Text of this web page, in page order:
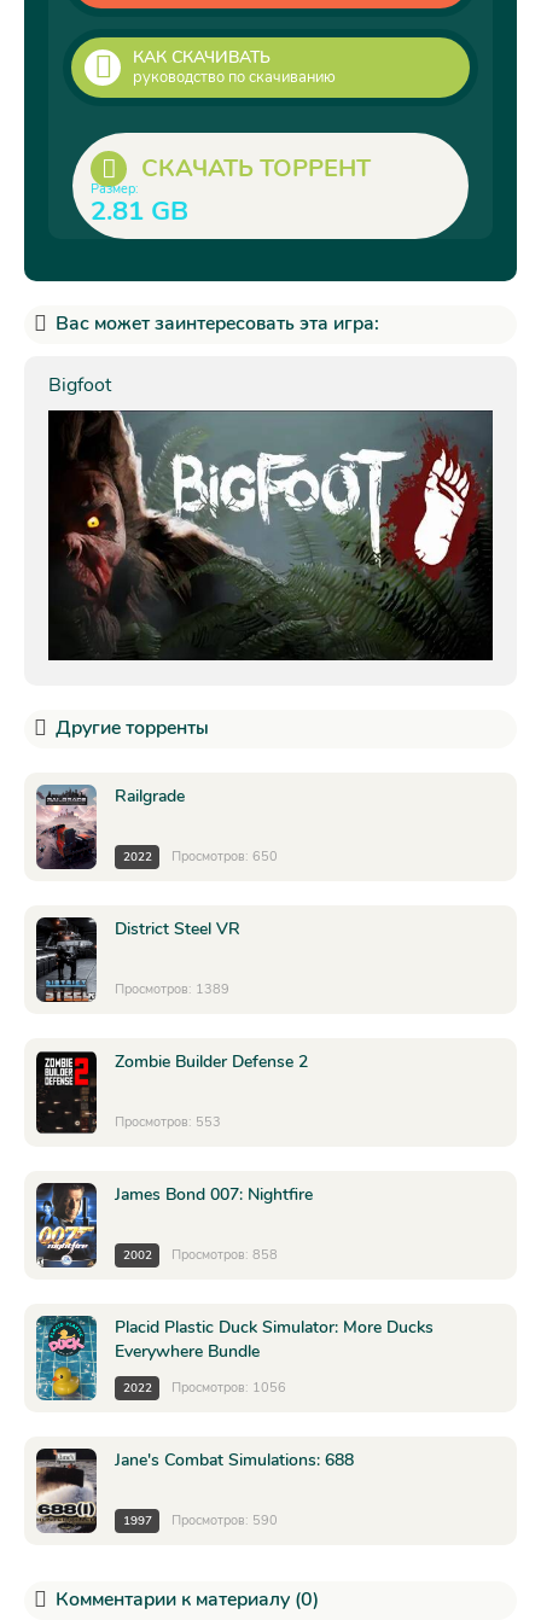
КАК СКАЧИВАТЬ
руководство по скачиванию
СКАЧАТЬ ТОРРЕНТ
Размер:
2.81 GB
Вас может заинтересовать эта игра:
Bigfoot
Другие торренты
Railgrade
2022 Просмотров: 650
District Steel VR
Просмотров: 1389
Zombie Builder Defense 2
Просмотров: 553
James Bond 007: Nightfire
2002 Просмотров: 858
Placid Plastic Duck Simulator: More Ducks
Everywhere Bundle
2022 Просмотров: 1056
Jane's Combat Simulations: 688
1997 Просмотров: 590
Комментарии к материалу (0)